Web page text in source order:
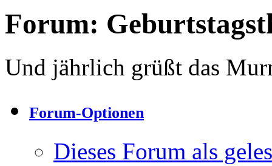
Forum:
Und jährlich grüßt das
Forum-Optionen
Dieses Forum als